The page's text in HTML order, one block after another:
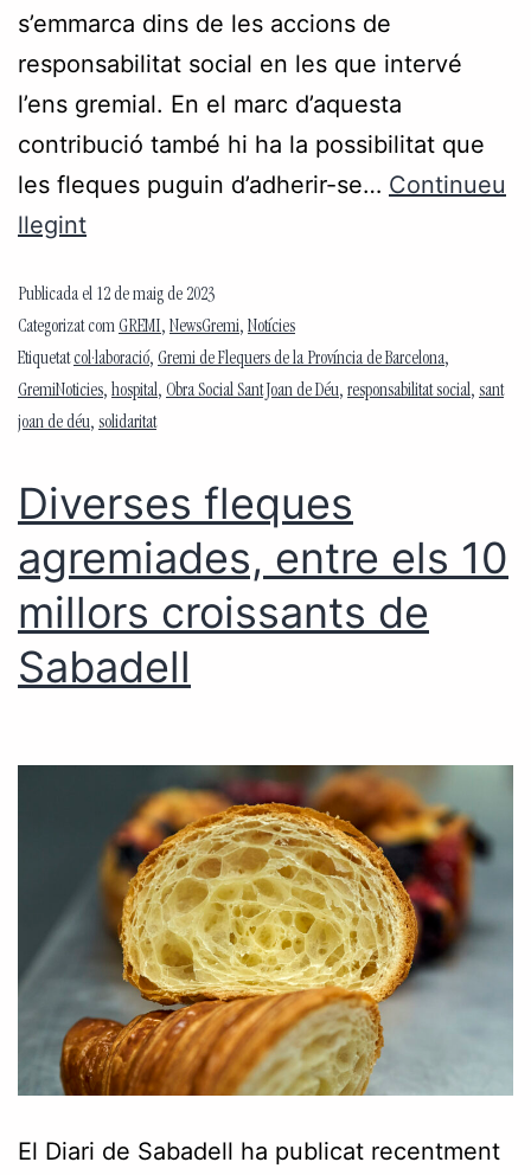
s’emmarca dins de les accions de
responsabilitat social en les que intervé
l’ens gremial. En el marc d’aquesta
contribució també hi ha la possibilitat que
les fleques puguin d’adherir-se… Continueu
llegint
Publicada el 12 de maig de 2023
Categorizat com GREMI, NewsGremi, Notícies
Etiquetatcol·laboració, Gremi de Flequers de la Província de Barcelona,
GremiNoticies, hospital, Obra Social Sant Joan de Déu, responsabilitat social, sant
joan de déu, solidaritat
Diverses fleques
agremiades, entre els 10
millors croissants de
Sabadell
El Diari de Sabadell ha publicat recentment